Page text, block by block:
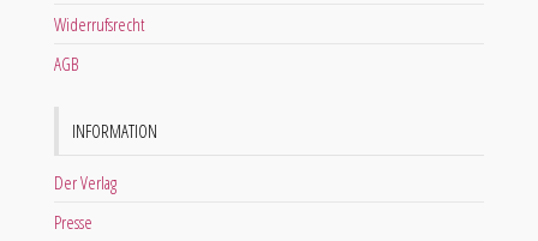
Widerrufsrecht
AGB
INFORMATION
Der Verlag
Presse